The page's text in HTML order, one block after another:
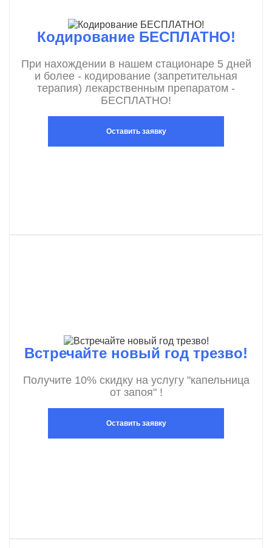
Кодирование БЕСПЛАТНО!
При нахождении в нашем стационаре 5 дней
и более - кодирование (запретительная
терапия) лекарственным препаратом -
БЕСПЛАТНО!
Оставить заявку
Встречайте новый год трезво!
Получите 10% скидку на услугу "капельница
от запоя" !
Оставить заявку